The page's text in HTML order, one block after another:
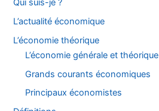
Qui suis-je ?
L’actualité économique
L’économie théorique
L’économie générale et théorique
Grands courants économiques
Principaux économistes